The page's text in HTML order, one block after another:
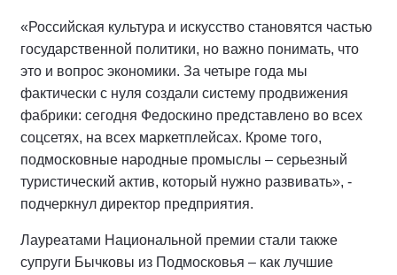
«Российская культура и искусство становятся частью
государственной политики, но важно понимать, что
это и вопрос экономики. За четыре года мы
фактически с нуля создали систему продвижения
фабрики: сегодня Федоскино представлено во всех
соцсетях, на всех маркетплейсах. Кроме того,
подмосковные народные промыслы – серьезный
туристический актив, который нужно развивать», -
подчеркнул директор предприятия.
Лауреатами Национальной премии стали также
супруги Бычковы из Подмосковья – как лучшие